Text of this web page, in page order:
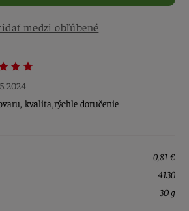
medzi obľúbené
kvalita,rýchle doručenie
0,81 €
4130
30 g